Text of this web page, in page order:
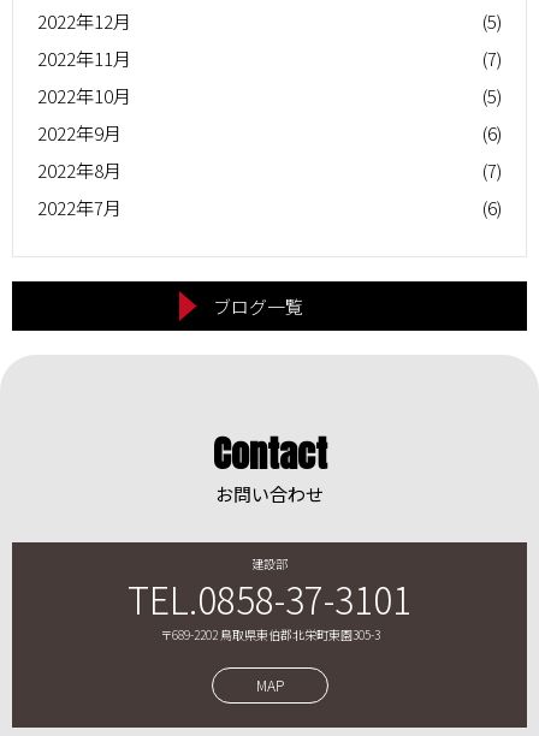
2022年12月
(5)
2022年11月
(7)
2022年10月
(5)
2022年9月
(6)
2022年8月
(7)
2022年7月
(6)
ブログ一覧
Contact
お問い合わせ
建設部
TEL.0858-37-3101
〒689-2202 鳥取県東伯郡北栄町東園305-3
MAP